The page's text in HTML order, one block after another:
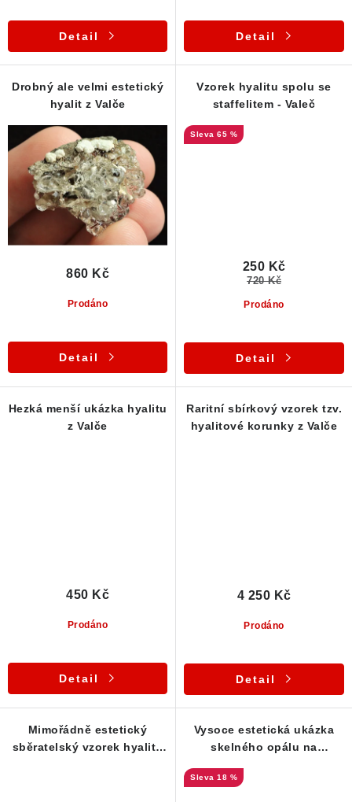
Detail Detail
Drobný ale velmi estetický
hyalit z Valče
Prodáno
860 Kč
Detail
Vzorek hyalitu spolu se
staffelitem - Valeč
65 %
Prodáno
250 Kč
720 Kč
Detail
Hezká menší ukázka hyalitu
z Valče
Prodáno
450 Kč
Detail
Raritní sbírkový vzorek tzv.
hyalitové korunky z Valče
Prodáno
4 250 Kč
Detail
Mimořádně estetický
sběratelský vzorek hyalitu
Vysoce estetická ukázka
skelného opálu na
18 %